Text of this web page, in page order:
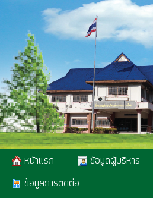
หน้าแรก ข้อมูลผู้บริหาร
ข้อมูลการติดต่อ